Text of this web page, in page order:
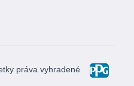
práva vyhradené